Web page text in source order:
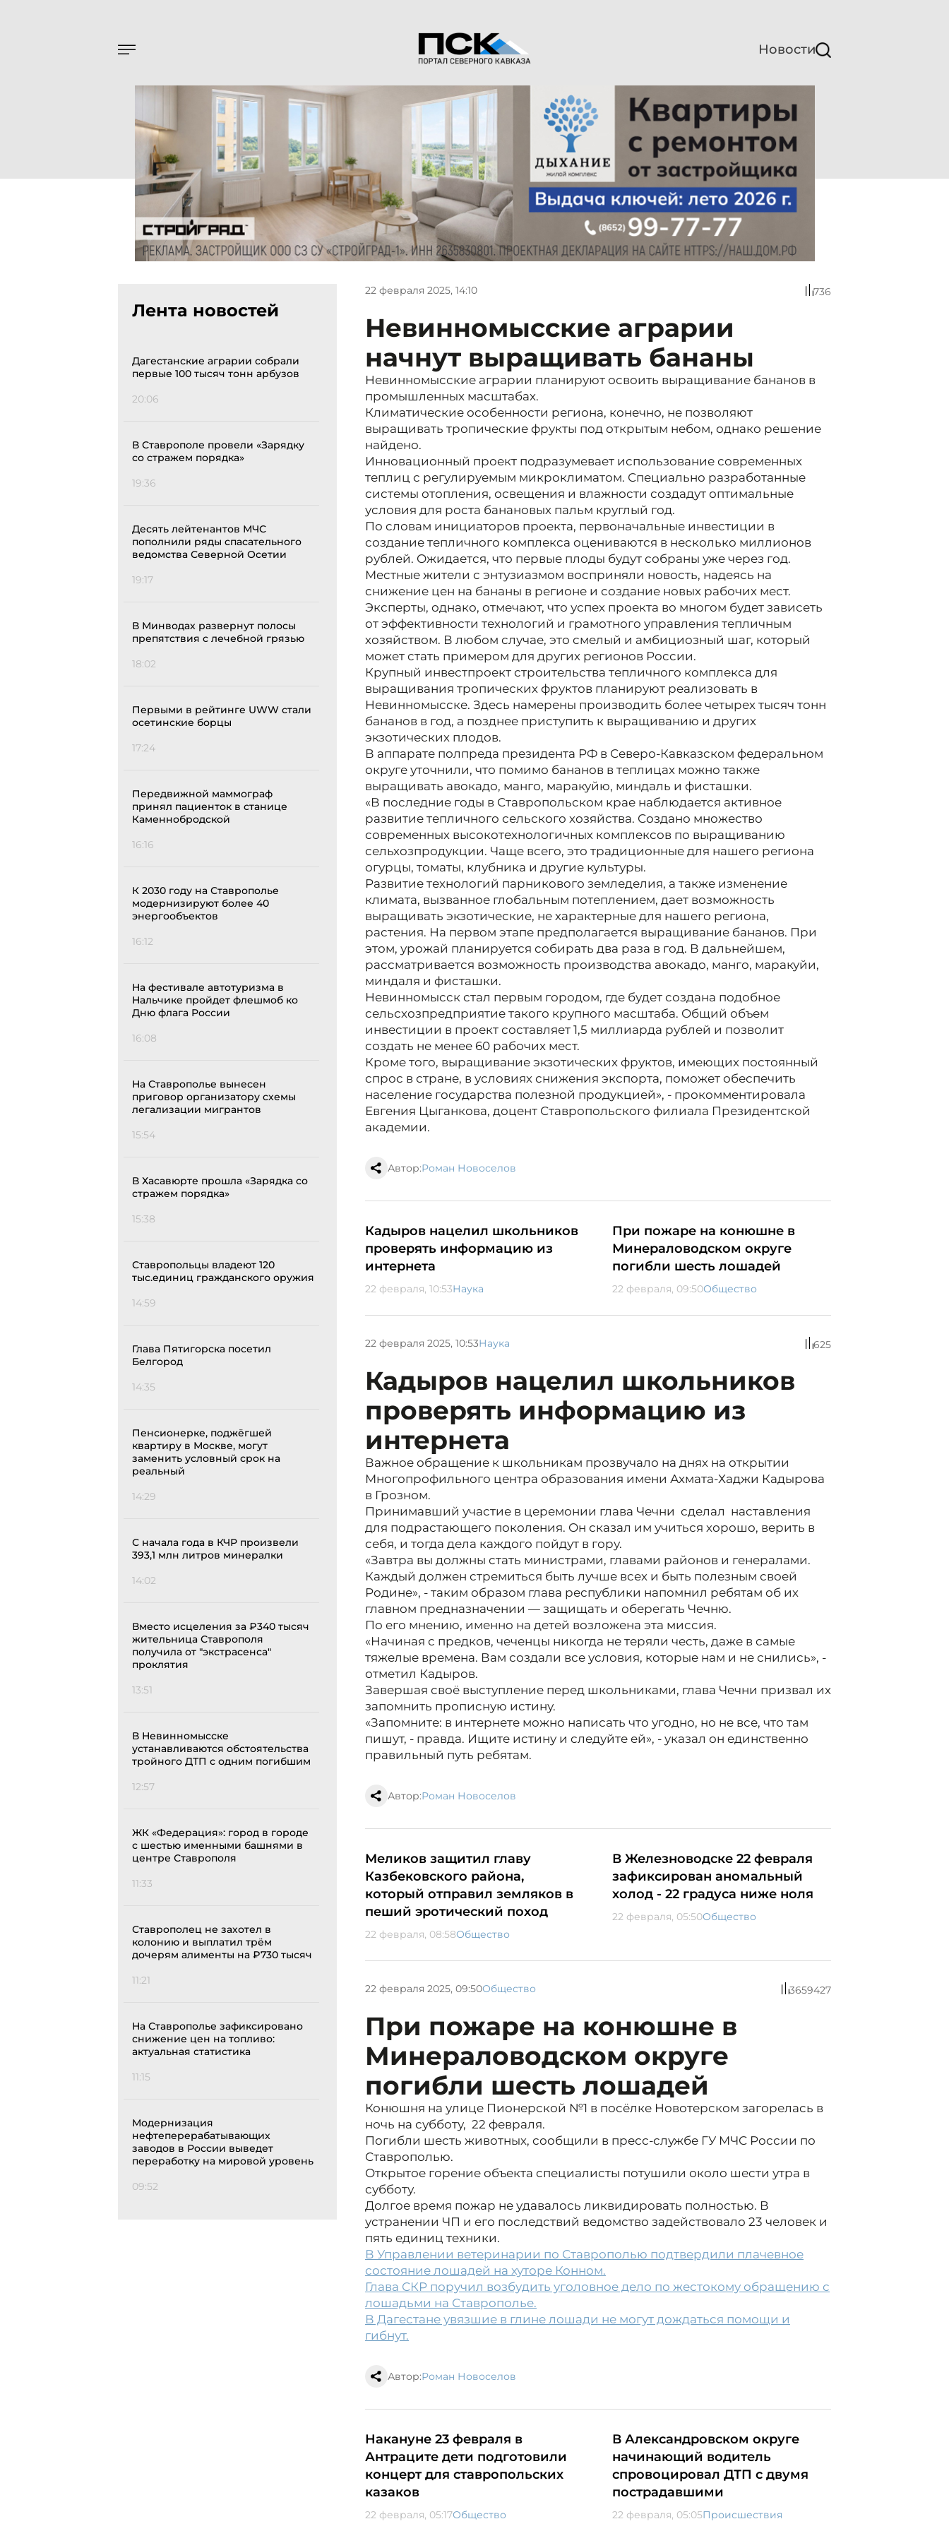
Новости
Лента новостей
Дагестанские аграрии собрали
первые 100 тысяч тонн арбузов
20:06
В Ставрополе провели «Зарядку
со стражем порядка»
19:36
Десять лейтенантов МЧС
пополнили ряды спасательного
ведомства Северной Осетии
19:17
В Минводах развернут полосы
препятствия с лечебной грязью
18:02
Первыми в рейтинге UWW стали
осетинские борцы
17:24
Передвижной маммограф
принял пациенток в станице
Каменнобродской
16:16
К 2030 году на Ставрополье
модернизируют более 40
энергообъектов
16:12
На фестивале автотуризма в
Нальчике пройдет флешмоб ко
Дню флага России
16:08
На Ставрополье вынесен
приговор организатору схемы
легализации мигрантов
15:54
В Хасавюрте прошла «Зарядка со
стражем порядка»
15:38
Ставропольцы владеют 120
тыс.единиц гражданского оружия
14:59
Глава Пятигорска посетил
Белгород
14:35
Пенсионерке, поджёгшей
квартиру в Москве, могут
заменить условный срок на
реальный
14:29
С начала года в КЧР произвели
393,1 млн литров минералки
14:02
Вместо исцеления за ₽340 тысяч
жительница Ставрополя
получила от "экстрасенса"
проклятия
13:51
В Невинномысске
устанавливаются обстоятельства
тройного ДТП с одним погибшим
12:57
ЖК «Федерация»: город в городе
с шестью именными башнями в
центре Ставрополя
11:33
Ставрополец не захотел в
колонию и выплатил трём
дочерям алименты на ₽730 тысяч
11:21
На Ставрополье зафиксировано
снижение цен на топливо:
актуальная статистика
11:15
Модернизация
нефтеперерабатывающих
заводов в России выведет
переработку на мировой уровень
09:52
22 февраля 2025, 14:10 736
Невинномысские аграрии
начнут выращивать бананы
Невинномысские аграрии планируют освоить выращивание бананов в
промышленных масштабах.
Климатические особенности региона, конечно, не позволяют
выращивать тропические фрукты под открытым небом, однако решение
найдено.
Инновационный проект подразумевает использование современных
теплиц с регулируемым микроклиматом. Специально разработанные
системы отопления, освещения и влажности создадут оптимальные
условия для роста банановых пальм круглый год.
По словам инициаторов проекта, первоначальные инвестиции в
создание тепличного комплекса оцениваются в несколько миллионов
рублей. Ожидается, что первые плоды будут собраны уже через год.
Местные жители с энтузиазмом восприняли новость, надеясь на
снижение цен на бананы в регионе и создание новых рабочих мест.
Эксперты, однако, отмечают, что успех проекта во многом будет зависеть
от эффективности технологий и грамотного управления тепличным
хозяйством. В любом случае, это смелый и амбициозный шаг, который
может стать примером для других регионов России.
Крупный инвестпроект строительства тепличного комплекса для
выращивания тропических фруктов планируют реализовать в
Невинномысске. Здесь намерены производить более четырех тысяч тонн
бананов в год, а позднее приступить к выращиванию и других
экзотических плодов.
В аппарате полпреда президента РФ в Северо-Кавказском федеральном
округе уточнили, что помимо бананов в теплицах можно также
выращивать авокадо, манго, маракуйю, миндаль и фисташки.
«В последние годы в Ставропольском крае наблюдается активное
развитие тепличного сельского хозяйства. Создано множество
современных высокотехнологичных комплексов по выращиванию
сельхозпродукции. Чаще всего, это традиционные для нашего региона
огурцы, томаты, клубника и другие культуры.
Развитие технологий парникового земледелия, а также изменение
климата, вызванное глобальным потеплением, дает возможность
выращивать экзотические, не характерные для нашего региона,
растения. На первом этапе предполагается выращивание бананов. При
этом, урожай планируется собирать два раза в год. В дальнейшем,
рассматривается возможность производства авокадо, манго, маракуйи,
миндаля и фисташки.
Невинномысск стал первым городом, где будет создана подобное
сельсхозпредприятие такого крупного масштаба. Общий объем
инвестиции в проект составляет 1,5 миллиарда рублей и позволит
создать не менее 60 рабочих мест.
Кроме того, выращивание экзотических фруктов, имеющих постоянный
спрос в стране, в условиях снижения экспорта, поможет обеспечить
население государства полезной продукцией», - прокомментировала
Евгения Цыганкова, доцент Ставропольского филиала Президентской
академии.
Автор:Роман Новоселов
Кадыров нацелил школьников
проверять информацию из
интернета
22 февраля, 10:53Наука
При пожаре на конюшне в
Минераловодском округе
погибли шесть лошадей
22 февраля, 09:50Общество
22 февраля 2025, 10:53Наука 625
Кадыров нацелил школьников
проверять информацию из
интернета
Важное обращение к школьникам прозвучало на днях на открытии
Многопрофильного центра образования имени Ахмата-Хаджи Кадырова
в Грозном.
Принимавший участие в церемонии глава Чечни сделал наставления
для подрастающего поколения. Он сказал им учиться хорошо, верить в
себя, и тогда дела каждого пойдут в гору.
«Завтра вы должны стать министрами, главами районов и генералами.
Каждый должен стремиться быть лучше всех и быть полезным своей
Родине», - таким образом глава республики напомнил ребятам об их
главном предназначении — защищать и оберегать Чечню.
По его мнению, именно на детей возложена эта миссия.
«Начиная с предков, чеченцы никогда не теряли честь, даже в самые
тяжелые времена. Вам создали все условия, которые нам и не снились», -
отметил Кадыров.
Завершая своё выступление перед школьниками, глава Чечни призвал их
запомнить прописную истину.
«Запомните: в интернете можно написать что угодно, но не все, что там
пишут, - правда. Ищите истину и следуйте ей», - указал он единственно
правильный путь ребятам.
Автор:Роман Новоселов
Меликов защитил главу
Казбековского района,
который отправил земляков в
пеший эротический поход
22 февраля, 08:58Общество
В Железноводске 22 февраля
зафиксирован аномальный
холод - 22 градуса ниже ноля
22 февраля, 05:50Общество
22 февраля 2025, 09:50Общество 3659427
При пожаре на конюшне в
Минераловодском округе
погибли шесть лошадей
Конюшня на улице Пионерской №1 в посёлке Новотерском загорелась в
ночь на субботу, 22 февраля.
Погибли шесть животных, сообщили в пресс-службе ГУ МЧС России по
Ставрополью.
Открытое горение объекта специалисты потушили около шести утра в
субботу.
Долгое время пожар не удавалось ликвидировать полностью. В
устранении ЧП и его последствий ведомство задействовало 23 человек и
пять единиц техники.
В Управлении ветеринарии по Ставрополью подтвердили плачевное
состояние лошадей на хуторе Конном.
Глава СКР поручил возбудить уголовное дело по жестокому обращению с
лошадьми на Ставрополье.
В Дагестане увязшие в глине лошади не могут дождаться помощи и
гибнут.
Автор:Роман Новоселов
Накануне 23 февраля в
Антраците дети подготовили
концерт для ставропольских
казаков
22 февраля, 05:17Общество
В Александровском округе
начинающий водитель
спровоцировал ДТП с двумя
пострадавшими
22 февраля, 05:05Происшествия